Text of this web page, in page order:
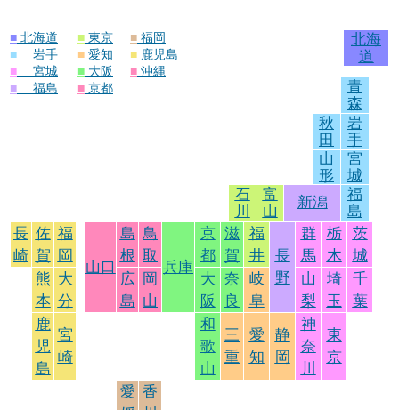
■ 北海道
■
岩手
■
宮城
■
福島
■ 東京
■ 愛知
■ 大阪
■ 京都
■ 福岡
■ 鹿児島
■ 沖縄
北海
道
青
森
秋
田
岩
手
山
形
宮
城
石
川
富
山
新潟
福
島
長
崎
佐
賀
福
岡
山口
島
根
鳥
取
兵庫
京
都
滋
賀
福
井
長
野
群
馬
栃
木
茨
城
熊
本
大
分
広
島
岡
山
大
阪
奈
良
岐
阜
山
梨
埼
玉
千
葉
鹿
児
島
宮
崎
和
歌
山
三
重
愛
知
静
岡
神
奈
川
東
京
愛 香